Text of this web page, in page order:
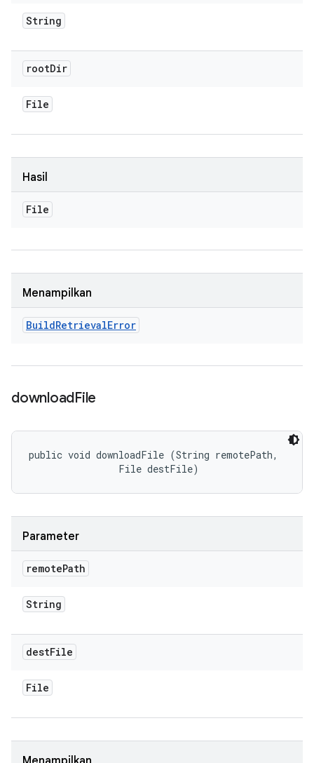
String
rootDir
File
Hasil
File
Menampilkan
BuildRetrievalError
downloadFile
public void downloadFile (String remotePath,
                File destFile)
Parameter
remotePath
String
destFile
File